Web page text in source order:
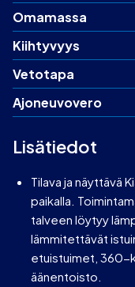
Omamassa
Kiihtyvyys
Vetotapa
Ajoneuvovero
Lisätiedot
Tilava ja näyttävä
paikalla.
talveen löytyy
lämmitettävät
etuistuimet, 360-
äänentoisto.